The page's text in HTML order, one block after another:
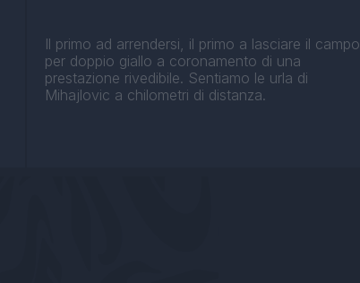
Il primo ad arrendersi, il primo a lasciare il campo
per doppio giallo a coronamento di una
prestazione rivedibile. Sentiamo le urla di
Mihajlovic a chilometri di distanza.